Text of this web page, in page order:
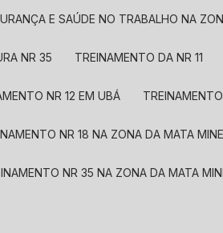
E SAÚDE NO TRABALHO NA
NR 35 TREINAMENTO DA NR 11
NR 12 EM UBÁ
NR 18 NA ZONA DA MATA
NR 35 NA ZONA DA MATA